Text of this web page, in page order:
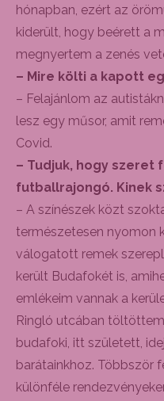
hónapban, ezért az
kiderült, hogy beérett a
megnyertem a zenés
– Mire költi a kapott
– Felajánlom az
lesz egy műsor, amit
Covid.
– Tudjuk, hogy szeret
futballrajongó. Kinek
– A színészek közt
természetesen nyomon
válogatott remek
került Budafokét is,
emlékeim vannak a
Ringló utcában
budafoki, itt született,
barátainkhoz. Többször
különféle